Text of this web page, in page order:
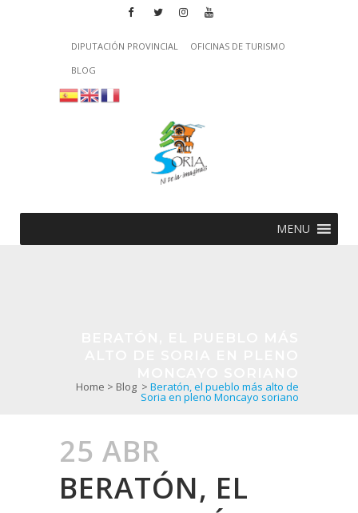
DIPUTACIÓN PROVINCIAL
OFICINAS DE TURISMO
BLOG
MENU
Home > Blog > Beratón, el pueblo más alto de
Soria en pleno Moncayo soriano
25 ABR
BERATÓN, EL